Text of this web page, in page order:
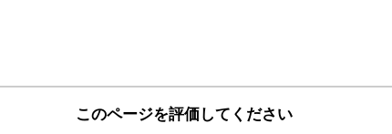
このページを評価してください